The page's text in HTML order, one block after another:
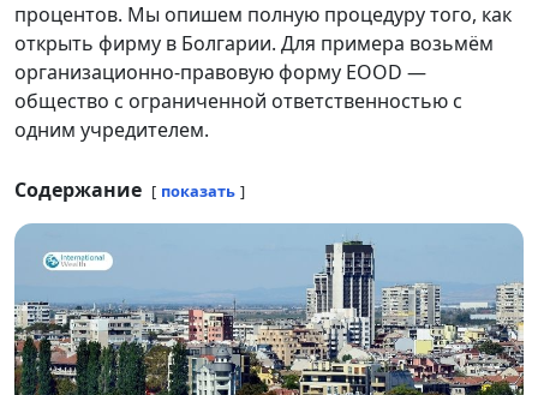
процентов. Мы опишем полную процедуру того, как
открыть фирму в Болгарии. Для примера возьмём
организационно-правовую форму EOOD —
общество с ограниченной ответственностью с
одним учредителем.
Содержание показать